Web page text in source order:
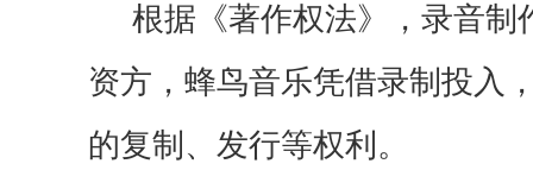
根据《著作权法》，录音制
资方 ， 蜂鸟音乐凭借录制投入
的复制、发行等权利。